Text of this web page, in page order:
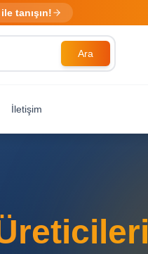
tanışın!
Ara
İletişim